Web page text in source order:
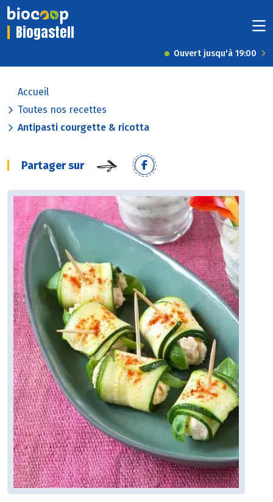
Biogastell
Ouvert jusqu'à 19:00
Accueil
Toutes nos recettes
Antipasti courgette & ricotta
Partager sur